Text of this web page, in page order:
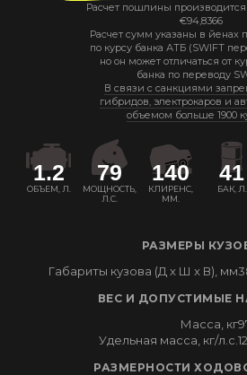
ОБЪЕМ, Л.
1.2
МОЩНОСТЬ,
Л.С.
79
КЛИРЕНС,
ММ.
140
БАК, Л.
41
РАЗМЕРЫ
Габариты кузова (Д x Ш x В), мм
ВЕС И ДОПУСТИМЫЕ
Масса, кг
Удельная масса, кг/л.с.
РАЗМЕРНОСТИ
Расчет пошлины
€94,8366
Расчет сумм указаны в йенах
по курсу банка АТБ (SWIFT
но он может отличаться от
банка по переводу
В связи с санкциями
гибридов, электрокаров и
объемом больше 1900